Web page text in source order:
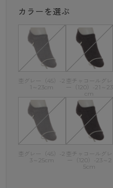
カラーを選ぶ
杢グレー（45）-2
1～23cm
杢チャコールグレ
ー（120）-21～23
cm
杢グレー（45）-2
3～25cm
杢チャコールグレ
ー（120）-23～2
5cm